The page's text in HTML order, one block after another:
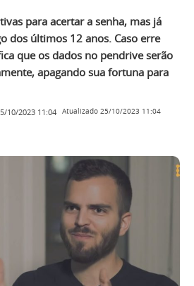
para acertar a senha, mas já
dos últimos 12 anos. Caso erre
que os dados no pendrive serão
apagando sua fortuna para
10/2023 11:04 Atualizado 25/10/2023 11:04